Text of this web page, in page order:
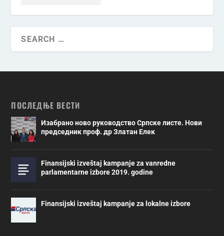
ПОСЛЕДЊЕ ВЕСТИ
Изабрано ново руководство Српске листе. Нови
председник проф. др Златан Елек
Finansijski izveštaj kampanje za vanredne
parlamentarne izbore 2019. godine
Finansijski izveštaj kampanje za lokalne izbore